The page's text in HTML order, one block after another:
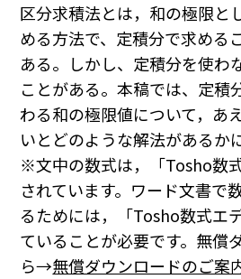
区分求積法とは，和の極限と
める方法で、定積分で求める
ある。しかし、定積分を使わ
ことがある。本稿では、定積
わる和の極限値について，あ
いとどのような解法があるか
※文中の数式は，「Tosho数
されています。ワード文書で
るためには，「Tosho数式エ
ていることが必要です。無償
ら→無償ダウンロードのご案